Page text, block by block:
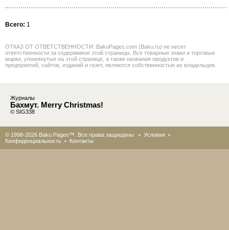
Всего: 1
ОТКАЗ ОТ ОТВЕТСТВЕННОСТИ: BakuPages.com (Baku.ru) не несет
ответственности за содержимое этой страницы. Все товарные знаки и торговые
марки, упомянутые на этой странице, а также названия продуктов и
предприятий, сайтов, изданий и газет, являются собственностью их владельцев.
Журналы
Бахмут. Merry Christmas!
© SIG338
© 1998-2026 Baku Pages™. Все права защищены • Условия •
Конфиденциальность • Контакты